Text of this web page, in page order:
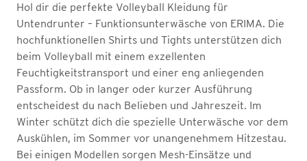
Hol dir die perfekte Volleyball Kleidung für
Untendrunter – Funktionsunterwäsche von ERIMA. Die
hochfunktionellen Shirts und Tights unterstützen dich
beim Volleyball mit einem exzellenten
Feuchtigkeitstransport und einer eng anliegenden
Passform. Ob in langer oder kurzer Ausführung
entscheidest du nach Belieben und Jahreszeit. Im
Winter schützt dich die spezielle Unterwäsche vor dem
Auskühlen, im Sommer vor unangenehmem Hitzestau.
Bei einigen Modellen sorgen Mesh-Einsätze und